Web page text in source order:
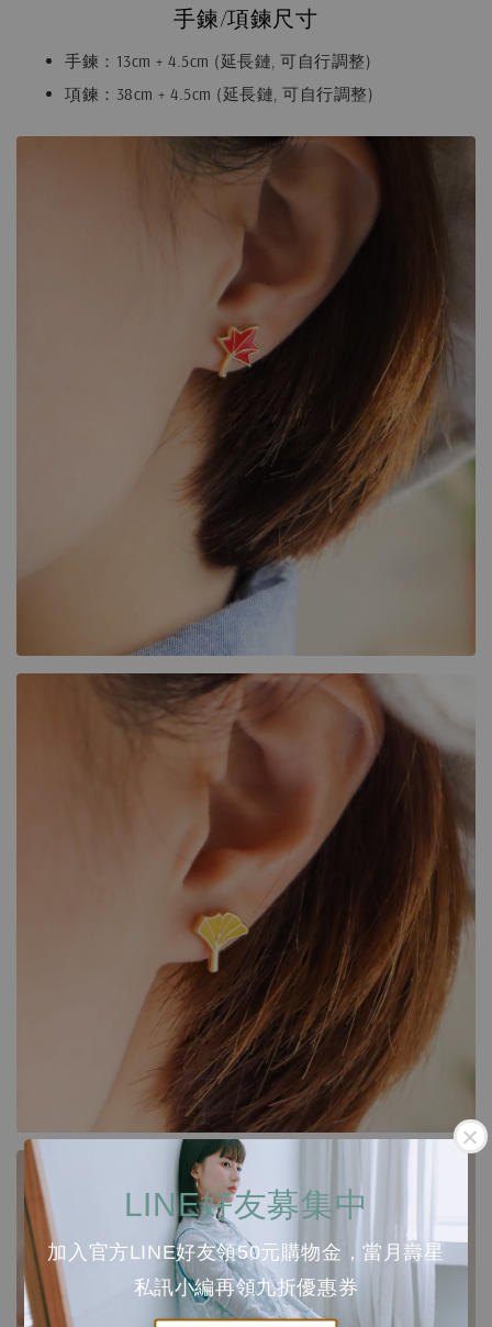
LINE好友募集中
加入官方LINE好友領50元購物金，當月壽星
私訊小編再領九折優惠券
手鍊/項鍊尺寸
手鍊：13cm + 4.5cm (延長鏈, 可自行調整)
項鍊：38cm + 4.5cm (延長鏈, 可自行調整)